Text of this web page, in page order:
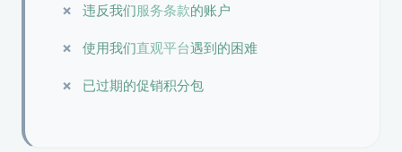
违反我们服务条款的账户
使用我们直观平台遇到的困难
已过期的促销积分包